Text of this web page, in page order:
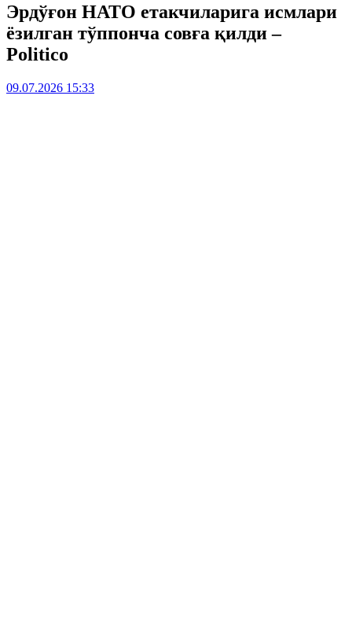
Эрдўғон НАТО етакчиларига исмлари
ёзилган тўппонча совға қилди –
Politico
09.07.2026 15:33